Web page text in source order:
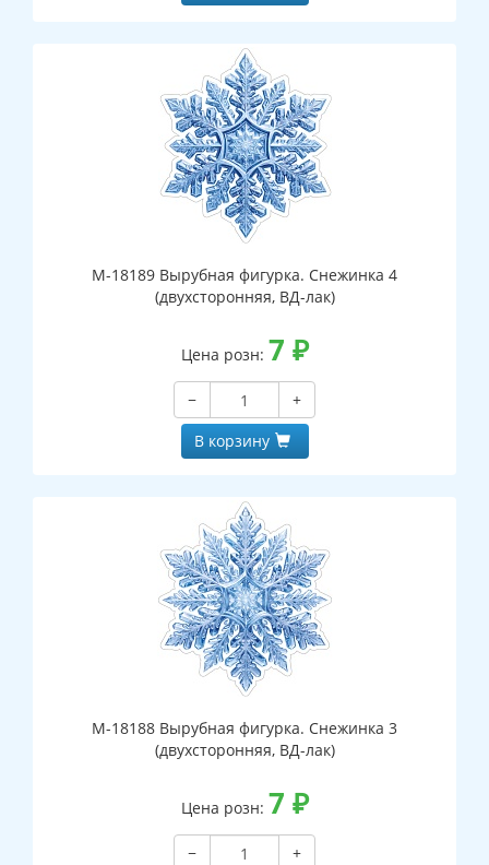
М-18189 Вырубная фигурка. Снежинка 4
(двухсторонняя, ВД-лак)
Цена розн: 7 ₽
−
+
В корзину
М-18188 Вырубная фигурка. Снежинка 3
(двухсторонняя, ВД-лак)
Цена розн: 7 ₽
−
+